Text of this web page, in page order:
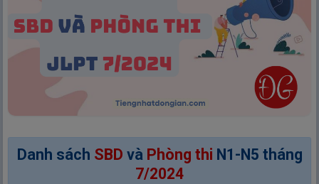
Danh sách SBD và Phòng thi N1-N5 tháng
7/2024